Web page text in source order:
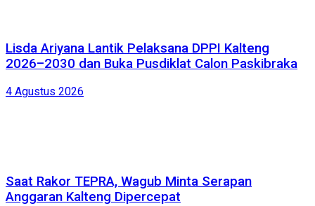
Lisda Ariyana Lantik Pelaksana DPPI Kalteng
2026–2030 dan Buka Pusdiklat Calon Paskibraka
4 Agustus 2026
Saat Rakor TEPRA, Wagub Minta Serapan
Anggaran Kalteng Dipercepat